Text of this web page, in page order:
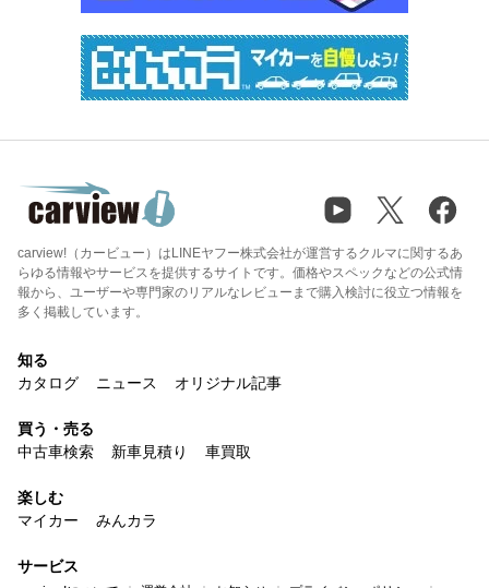
carview!（カービュー）はLINEヤフー株式会社が運営するクルマに関するあ
らゆる情報やサービスを提供するサイトです。価格やスペックなどの公式情
報から、ユーザーや専門家のリアルなレビューまで購入検討に役立つ情報を
多く掲載しています。
知る
カタログ
ニュース オリジナル記事
買う・売る
中古車検索
新車見積り 車買取
楽しむ
マイカー
みんカラ
サービス